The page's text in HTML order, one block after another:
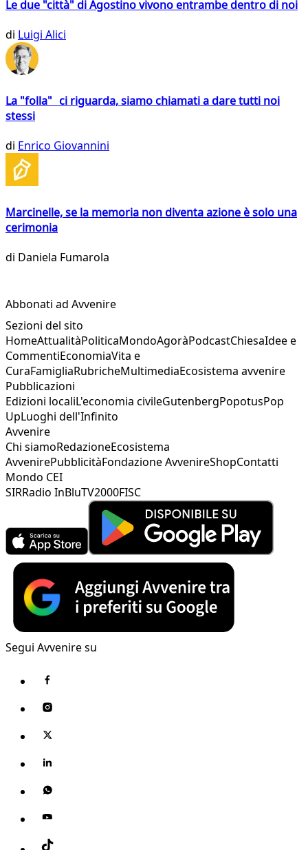
Le due "città" di Agostino vivono entrambe dentro di noi
di Luigi Alici
La "folla" ci riguarda, siamo chiamati a dare tutti noi
stessi
di Enrico Giovannini
Marcinelle, se la memoria non diventa azione è solo una
cerimonia
di Daniela Fumarola
Abbonati ad Avvenire
Sezioni del sito
HomeAttualitàPoliticaMondoAgoràPodcastChiesaIdee e
CommentiEconomiaVita e
CuraFamigliaRubricheMultimediaEcosistema avvenire
Pubblicazioni
Edizioni localiL'economia civileGutenbergPopotusPop
UpLuoghi dell'Infinito
Avvenire
Chi siamoRedazioneEcosistema
AvvenirePubblicitàFondazione AvvenireShopContatti
Mondo CEI
SIRRadio InBluTV2000FISC
Segui Avvenire su